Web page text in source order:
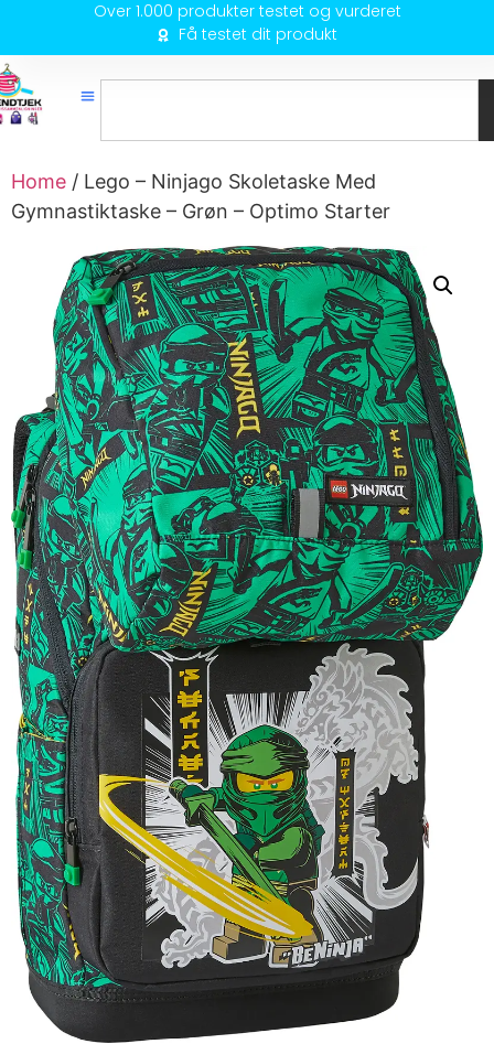
Over 1.000 produkter testet og vurderet
Få testet dit produkt
Home / Lego – Ninjago Skoletaske Med
Gymnastiktaske – Grøn – Optimo Starter